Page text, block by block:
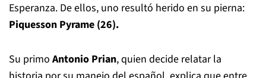
Esperanza. De ellos, uno resultó herido en su pierna:
Piquesson Pyrame (26).
Su primo Antonio Prian, quien decide relatar la